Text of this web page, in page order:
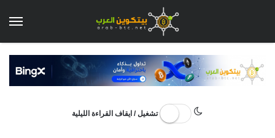
تشغيل / ايقاف القراءة الليلية